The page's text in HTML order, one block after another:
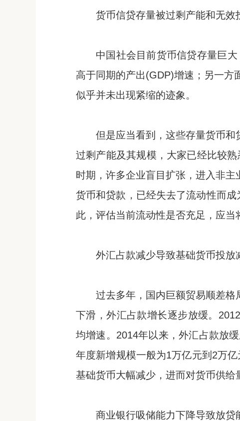
货币信贷存量被过剩产能和无效
中国社会目前货币信贷存量巨
高于同期的产出(GDP)增速；另一方
似乎并未出现紧缩的迹象。
但是应当看到，这些存量货币
过剩产能及其规模，大家已经比较
时期，许多企业盲目扩张，进入非
货币和贷款，已经失去了流动性而
此，评估当前流动性是否充足，应当
外汇占款减少导致基础货币投放
过去多年，国内巨额贸易顺差
下滑，外汇占款增长逐步放缓。
均增速。2014年以来，外汇占款放
年度新增规模一般为1万亿元到2万
基础货币大幅减少，进而对货币供给
商业银行吸储能力下降导致放贷